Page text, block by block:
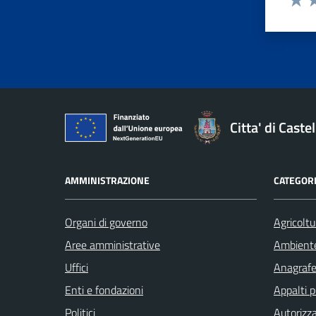
Citta' di
AMMINISTRAZIONE
Organi di governo
Aree amministrative
Uffici
Enti e fondazioni
Politici
Appalti